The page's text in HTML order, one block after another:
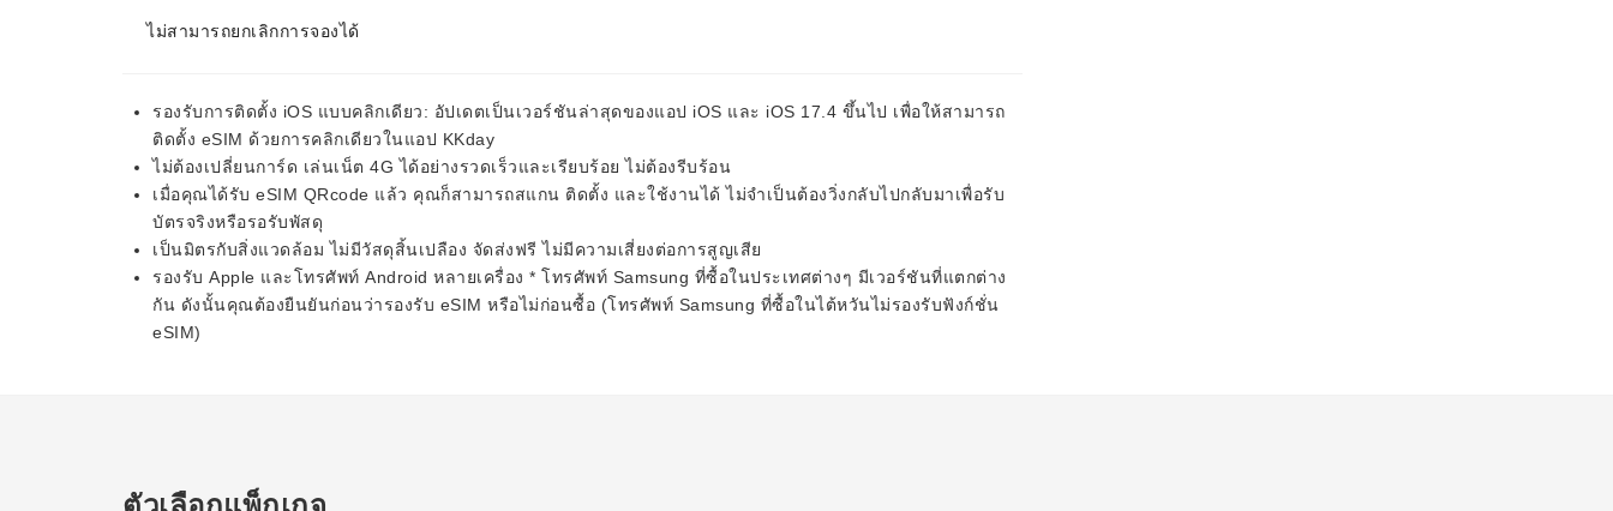
ไม่สามารถยกเลิกการจองได้
รองรับการติดตั้ง iOS แบบคลิกเดียว: อัปเดตเป็นเวอร์ชันล่าสุดของแอป iOS และ iOS 17.4 ขึ้นไป เพื่อให้สามารถ
ติดตั้ง eSIM ด้วยการคลิกเดียวในแอป KKday
ไม่ต้องเปลี่ยนการ์ด เล่นเน็ต 4G ได้อย่างรวดเร็วและเรียบร้อย ไม่ต้องรีบร้อน
เมื่อคุณได้รับ eSIM QRcode แล้ว คุณก็สามารถสแกน ติดตั้ง และใช้งานได้ ไม่จำเป็นต้องวิ่งกลับไปกลับมาเพื่อรับ
บัตรจริงหรือรอรับพัสดุ
เป็นมิตรกับสิ่งแวดล้อม ไม่มีวัสดุสิ้นเปลือง จัดส่งฟรี ไม่มีความเสี่ยงต่อการสูญเสีย
รองรับ Apple และโทรศัพท์ Android หลายเครื่อง * โทรศัพท์ Samsung ที่ซื้อในประเทศต่างๆ มีเวอร์ชันที่แตกต่าง
กัน ดังนั้นคุณต้องยืนยันก่อนว่ารองรับ eSIM หรือไม่ก่อนซื้อ (โทรศัพท์ Samsung ที่ซื้อในไต้หวันไม่รองรับฟังก์ชั่น
eSIM)